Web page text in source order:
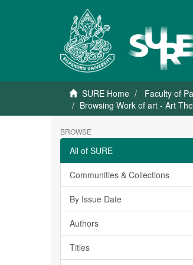
SURE Home Faculty of
Browsing Work of art - Art
BROWSE
All of SURE
Communities & Collections
By Issue Date
Authors
Titles